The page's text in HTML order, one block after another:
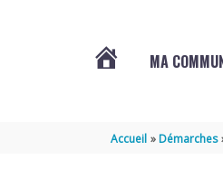
MA
Accueil Démarches